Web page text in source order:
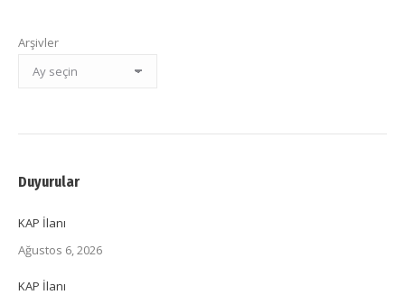
Arşivler
Duyurular
KAP İlanı
Ağustos 6, 2026
KAP İlanı